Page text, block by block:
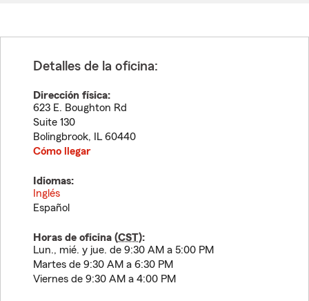
Detalles de la oficina:
Dirección física:
623 E. Boughton Rd
Suite 130
Bolingbrook, IL 60440
Cómo llegar
Idiomas:
Inglés
Español
Horas de oficina (CST):
Lun., mié. y jue. de 9:30 AM a 5:00 PM
Martes de 9:30 AM a 6:30 PM
Viernes de 9:30 AM a 4:00 PM